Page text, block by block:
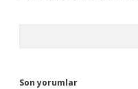
Son yorumlar